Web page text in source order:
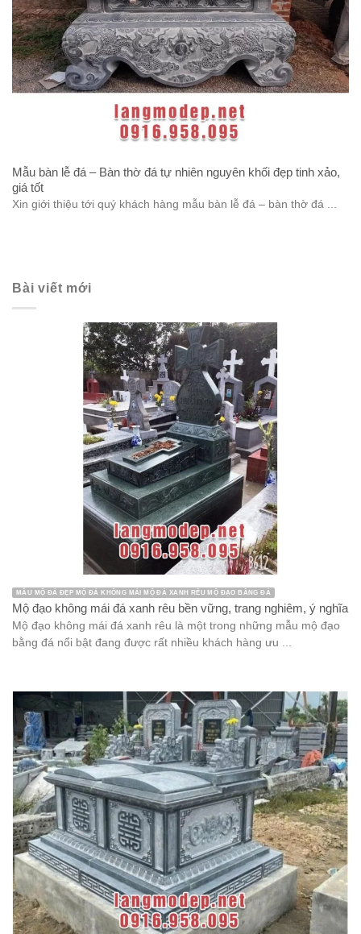
Mẫu bàn lễ đá – Bàn thờ đá tự nhiên nguyên khối đẹp tinh xảo,
giá tốt
Xin giới thiệu tới quý khách hàng mẫu bàn lễ đá – bàn thờ đá ...
Bài viết mới
MẪU MỘ ĐÁ ĐẸP MỘ ĐÁ KHÔNG MÁI MỘ ĐÁ XANH RÊU MỘ ĐẠO BẰNG ĐÁ
Mộ đạo không mái đá xanh rêu bền vững, trang nghiêm, ý nghĩa
Mộ đạo không mái đá xanh rêu là một trong những mẫu mộ đạo
bằng đá nổi bật đang được rất nhiều khách hàng ưu ...